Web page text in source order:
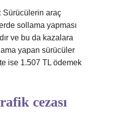
Sürücülerin araç
sollama yapması
ve bu da kazalara
yapan sürücüler
ise 1.507 TL ödemek
cezası